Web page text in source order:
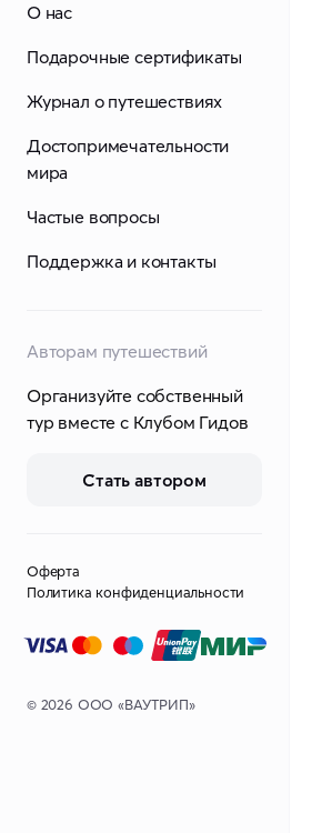
О нас
Подарочные сертификаты
Журнал о путешествиях
Достопримечательности
мира
Частые вопросы
Поддержка и контакты
Авторам путешествий
Организуйте собственный
тур вместе с Клубом Гидов
Стать автором
Оферта
Политика конфиденциальности
© 2026 ООО «ВАУТРИП»